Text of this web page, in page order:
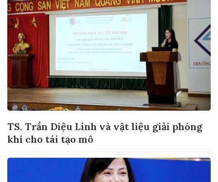
TS. Trần Diệu Linh và vật liệu giải phóng
khí cho tái tạo mô